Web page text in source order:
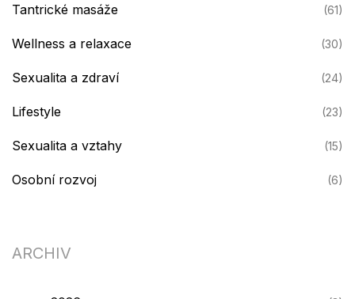
Tantrické masáže (61)
Wellness a relaxace (30)
Sexualita a zdraví (24)
Lifestyle (23)
Sexualita a vztahy (15)
Osobní rozvoj (6)
ARCHIV